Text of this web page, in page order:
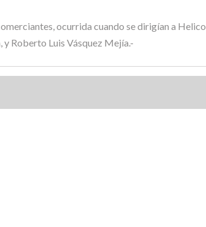
ocurrida cuando se dirigían a
Roberto Luis Vásquez Mejía.-